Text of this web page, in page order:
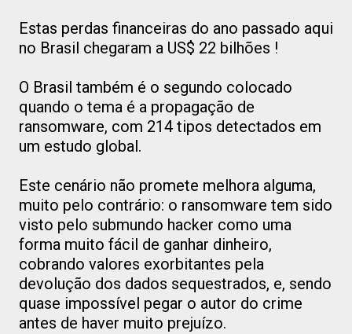
Estas perdas financeiras do ano passado aqui
no Brasil chegaram a US$ 22 bilhões !
O Brasil também é o segundo colocado
quando o tema é a propagação de
ransomware, com 214 tipos detectados em
um estudo global.
Este cenário não promete melhora alguma,
muito pelo contrário: o ransomware tem sido
visto pelo submundo hacker como uma
forma muito fácil de ganhar dinheiro,
cobrando valores exorbitantes pela
devolução dos dados sequestrados, e, sendo
quase impossível pegar o autor do crime
antes de haver muito prejuízo.